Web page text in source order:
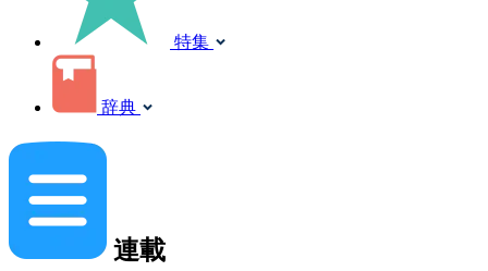
特集
辞典
連載